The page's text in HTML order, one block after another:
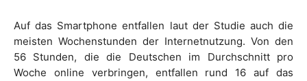
Auf das Smartphone entfallen laut der Studie auch die
meisten Wochenstunden der Internetnutzung. Von den
56 Stunden, die die Deutschen im Durchschnitt pro
Woche online verbringen, entfallen rund 16 auf das